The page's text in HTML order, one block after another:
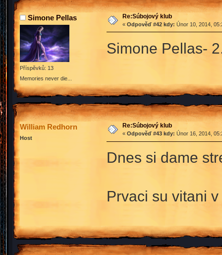
Simone Pellas
Příspěvků: 13
Memories never die...
Re:Súbojový klub
« Odpověď #42 kdy: Únor 10, 2014,
Simone Pellas-
William Redhorn
Host
Re:Súbojový klub
« Odpověď #43 kdy: Únor 16, 2014,
Dnes si dame
Prvaci su vitani